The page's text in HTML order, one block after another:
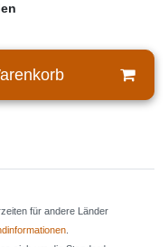
für andere Länder